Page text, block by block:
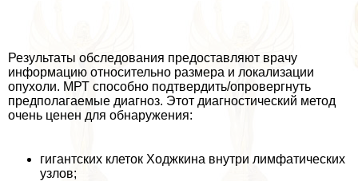
Результаты обследования предоставляют врачу
информацию относительно размера и локализации
опухоли. МРТ способно подтвердить/опровергнуть
предполагаемые диагноз. Этот диагностический метод
очень ценен для обнаружения:
гигантских клеток Ходжкина внутри лимфатических
узлов;